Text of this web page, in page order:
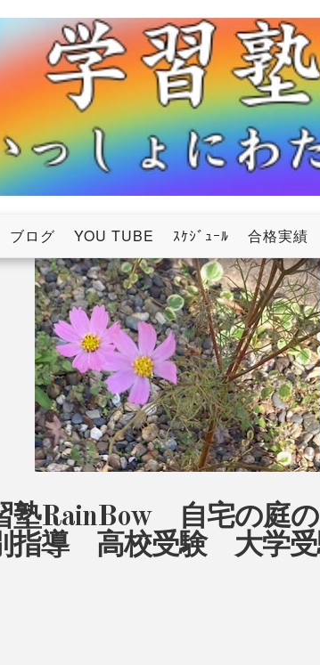
ブログ YOU TUBE ｽｹｼﾞｭｰﾙ 合格実績
塾RainBow 自宅の庭
導 高校受験 大学受